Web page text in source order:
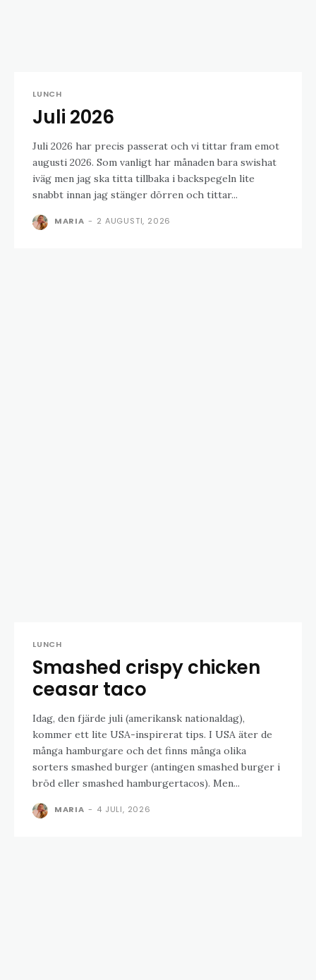
LUNCH
Juli 2026
Juli 2026 har precis passerat och vi tittar fram emot
augusti 2026. Som vanligt har månaden bara swishat
iväg men jag ska titta tillbaka i backspegeln lite
snabbt innan jag stänger dörren och tittar...
MARIA - 2 AUGUSTI, 2026
LUNCH
Smashed crispy chicken
ceasar taco
Idag, den fjärde juli (amerikansk nationaldag),
kommer ett lite USA-inspirerat tips. I USA äter de
många hamburgare och det finns många olika
sorters smashed burger (antingen smashed burger i
bröd eller smashed hamburgertacos). Men...
MARIA - 4 JULI, 2026